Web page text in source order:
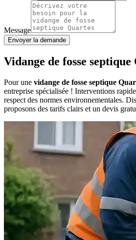
Message
Envoyer la demande
Vidange de fosse septique
Pour une vidange de fosse septique
entreprise spécialisée ! Interventions
respect des normes environnementales.
proposons des tarifs clairs et un devis